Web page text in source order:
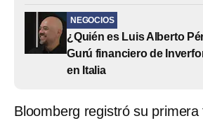
NEGOCIOS
¿Quién es Luis Alberto
Gurú financiero de
en Italia
Bloomberg registró su